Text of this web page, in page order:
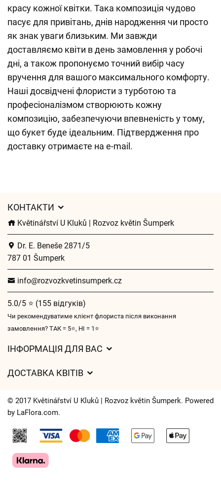
красу кожної квітки. Така композиція чудово
пасує для привітань, днів народження чи просто
як знак уваги близьким. Ми завжди
доставляємо квіти в день замовлення у робочі
дні, а також пропонуємо точний вибір часу
вручення для вашого максимального комфорту.
Наші досвідчені флористи з турботою та
професіоналізмом створюють кожну
композицію, забезпечуючи впевненість у тому,
що букет буде ідеальним. Підтвердження про
доставку отримаєте на e-mail.
КОНТАКТИ
Květinářství U Kluků | Rozvoz květin Šumperk
Dr. E. Beneše 2871/5
787 01 Šumperk
info@rozvozkvetinsumperk.cz
5.0/5 ⭐ (155 відгуків)
Чи рекомендуватиме клієнт флориста після виконання
замовлення? ТАК = 5⭐, НІ = 1⭐
ІНФОРМАЦІЯ ДЛЯ ВАС
Захист персональних даних
Час доставки квітів – огляд можливостей
ДОСТАВКА КВІТІВ
Куди ми доставляємо квіти
Контакти
© 2017 Květinářství U Kluků | Rozvoz květin Šumperk. Powered
by LaFlora.com.